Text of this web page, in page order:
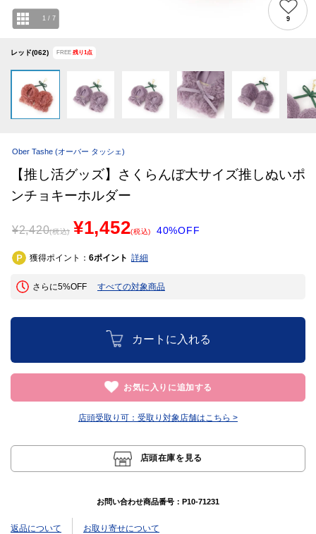
レッド(062) FREE 残り1 点
1 / 7 9
Ober Tashe (オーバー タッシェ)
【推し活グッズ】さくらんぼ大サイズ推しぬいポ
ンチョキーホルダー
¥2,420(税込) ¥1,452(税込) 40%OFF
獲得ポイント： 6ポイント 詳細
さらに5%OFF すべての対象商品
カートに入れる
お気に入りに追加する
店頭受取り可： 受取り対象店舗はこちら >
店頭在庫を見る
お問い合わせ商品番号： P10-71231
返品について お取り寄せについて